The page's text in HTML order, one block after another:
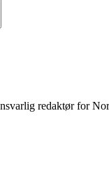
redaktør for